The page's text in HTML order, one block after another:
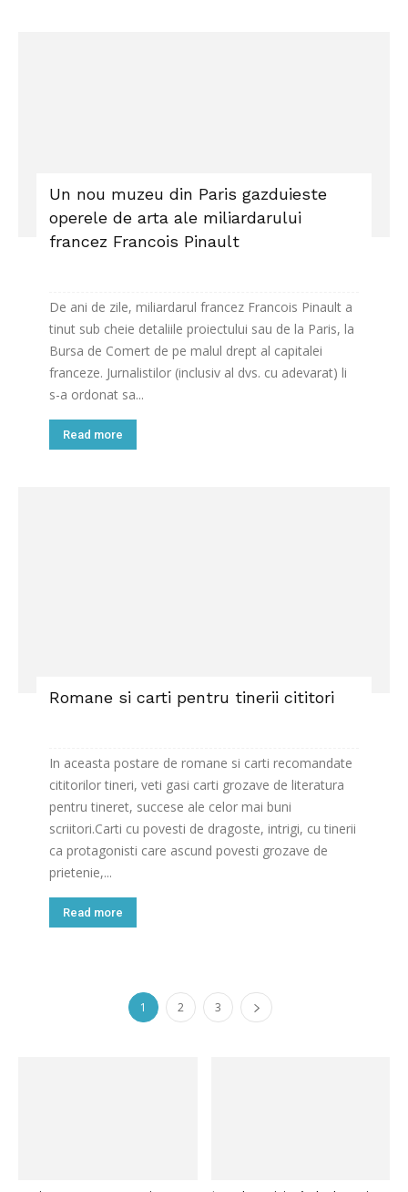
Un nou muzeu din Paris gazduieste
operele de arta ale miliardarului
francez Francois Pinault
De ani de zile, miliardarul francez Francois Pinault a
tinut sub cheie detaliile proiectului sau de la Paris, la
Bursa de Comert de pe malul drept al capitalei
franceze. Jurnalistilor (inclusiv al dvs. cu adevarat) li
s-a ordonat sa...
Read more
Romane si carti pentru tinerii cititori
In aceasta postare de romane si carti recomandate
cititorilor tineri, veti gasi carti grozave de literatura
pentru tineret, succese ale celor mai buni
scriitori.Carti cu povesti de dragoste, intrigi, cu tinerii
ca protagonisti care ascund povesti grozave de
prietenie,...
Read more
1 2 3